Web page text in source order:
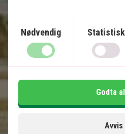
4-stjerners hotell med
Templer, risterrasser
Øyatmosfære,
snorkling
Mange opplevelser
Nødvendig Statistisk
Avvis
Godta